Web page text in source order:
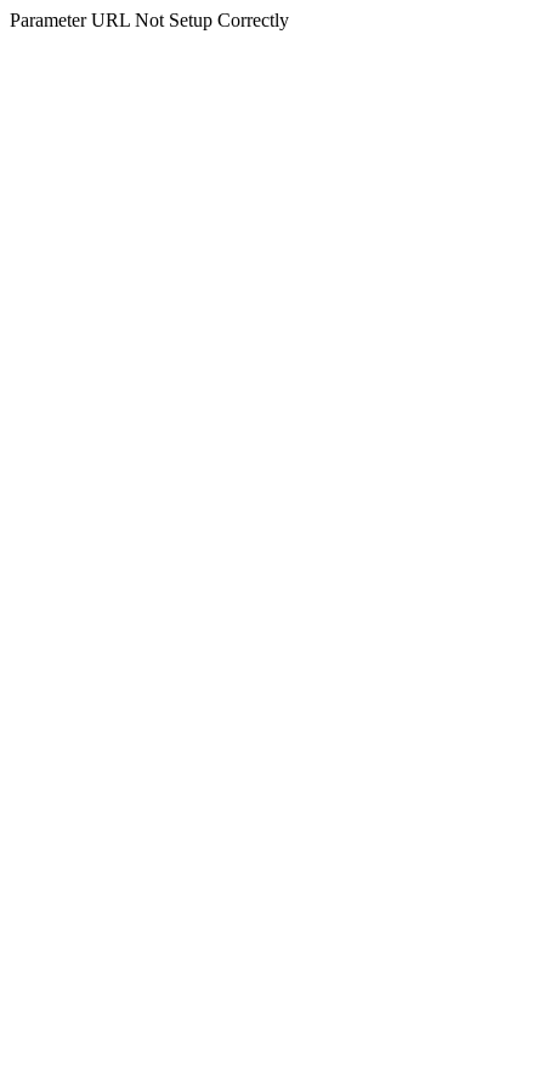
Parameter URL Not Setup Correctly